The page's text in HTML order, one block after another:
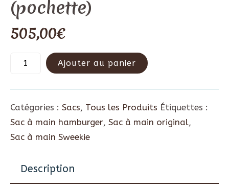
(pochette)
505,00€
Ajouter au panier
Catégories : Sacs, Tous les Produits Étiquettes :
Sac à main hamburger, Sac à main original,
Sac à main Sweekie
Description